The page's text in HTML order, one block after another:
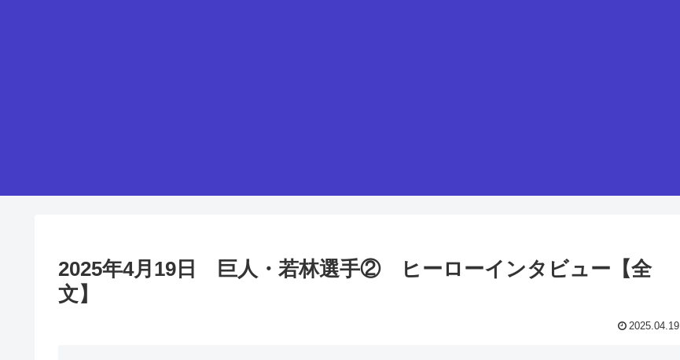
2025年4月19日 巨人・若林選手② ヒーローインタビュー【全
文】
2025.04.19